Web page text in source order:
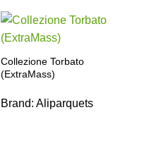
Collezione Torbato
(ExtraMass)
Brand: Aliparquets